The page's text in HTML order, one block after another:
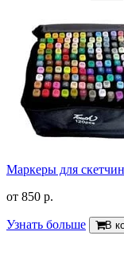
Маркеры для
от 850 р.
Узнать больше В